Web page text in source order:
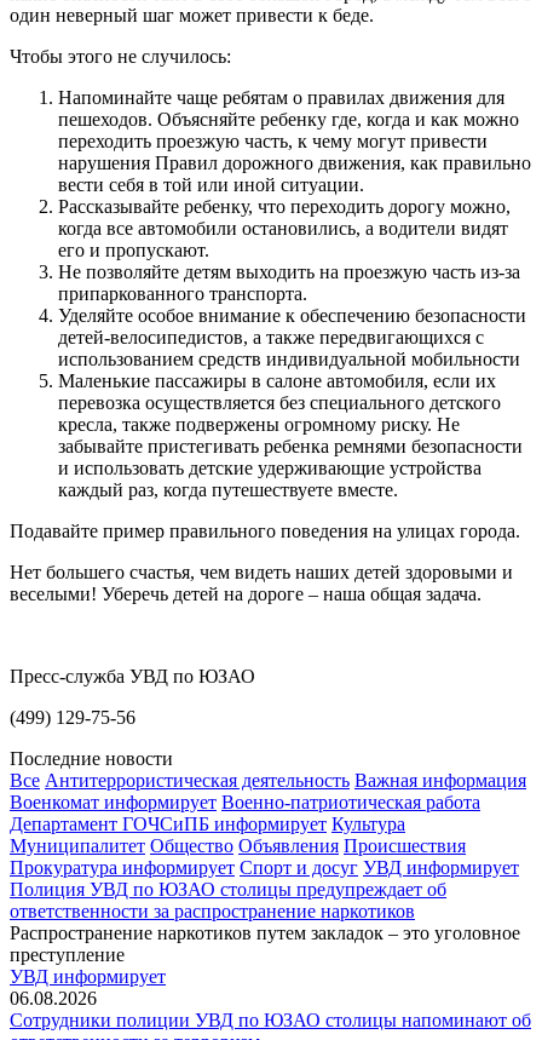
один неверный шаг может привести к беде.
Чтобы этого не случилось:
Напоминайте чаще ребятам о правилах движения для
пешеходов. Объясняйте ребенку где, когда и как можно
переходить проезжую часть, к чему могут привести
нарушения Правил дорожного движения, как правильно
вести себя в той или иной ситуации.
Рассказывайте ребенку, что переходить дорогу можно,
когда все автомобили остановились, а водители видят
его и пропускают.
Не позволяйте детям выходить на проезжую часть из-за
припаркованного транспорта.
Уделяйте особое внимание к обеспечению безопасности
детей-велосипедистов, а также передвигающихся с
использованием средств индивидуальной мобильности
Маленькие пассажиры в салоне автомобиля, если их
перевозка осуществляется без специального детского
кресла, также подвержены огромному риску. Не
забывайте пристегивать ребенка ремнями безопасности
и использовать детские удерживающие устройства
каждый раз, когда путешествуете вместе.
Подавайте пример правильного поведения на улицах города.
Нет большего счастья, чем видеть наших детей здоровыми и
веселыми! Уберечь детей на дороге – наша общая задача.
Пресс-служба УВД по ЮЗАО
(499) 129-75-56
Последние новости
Все Антитеррористическая деятельность Важная информация
Военкомат информирует Военно-патриотическая работа
Департамент ГОЧСиПБ информирует Культура
Муниципалитет Общество Объявления Происшествия
Прокуратура информирует Спорт и досуг УВД информирует
Полиция УВД по ЮЗАО столицы предупреждает об
ответственности за распространение наркотиков
Распространение наркотиков путем закладок – это уголовное
преступление
УВД информирует
06.08.2026
Сотрудники полиции УВД по ЮЗАО столицы напоминают об